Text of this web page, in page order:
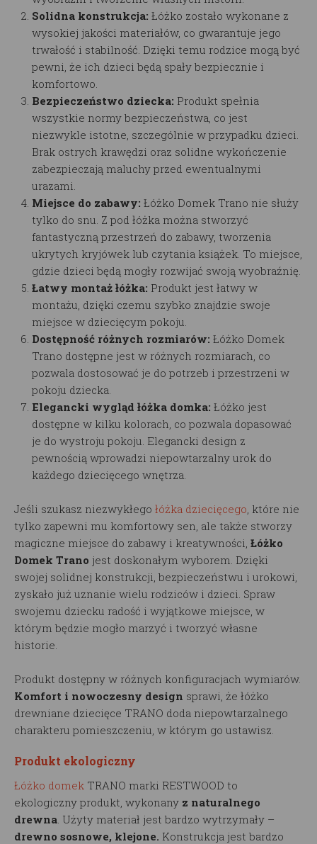
Solidna konstrukcja: Łóżko zostało wykonane z
wysokiej jakości materiałów, co gwarantuje jego
trwałość i stabilność. Dzięki temu rodzice mogą być
pewni, że ich dzieci będą spały bezpiecznie i
komfortowo.
Bezpieczeństwo dziecka: Produkt spełnia
wszystkie normy bezpieczeństwa, co jest
niezwykle istotne, szczególnie w przypadku dzieci.
Brak ostrych krawędzi oraz solidne wykończenie
zabezpieczają maluchy przed ewentualnymi
urazami.
Miejsce do zabawy: Łóżko Domek Trano nie służy
tylko do snu. Z pod łóżka można stworzyć
fantastyczną przestrzeń do zabawy, tworzenia
ukrytych kryjówek lub czytania książek. To miejsce,
gdzie dzieci będą mogły rozwijać swoją wyobraźnię.
Łatwy montaż łóżka: Produkt jest łatwy w
montażu, dzięki czemu szybko znajdzie swoje
miejsce w dziecięcym pokoju.
Dostępność różnych rozmiarów: Łóżko Domek
Trano dostępne jest w różnych rozmiarach, co
pozwala dostosować je do potrzeb i przestrzeni w
pokoju dziecka.
Elegancki wygląd łóżka domka: Łóżko jest
dostępne w kilku kolorach, co pozwala dopasować
je do wystroju pokoju. Elegancki design z
pewnością wprowadzi niepowtarzalny urok do
każdego dziecięcego wnętrza.
Jeśli szukasz niezwykłego łóżka dziecięcego, które nie
tylko zapewni mu komfortowy sen, ale także stworzy
magiczne miejsce do zabawy i kreatywności, Łóżko
Domek Trano jest doskonałym wyborem. Dzięki
swojej solidnej konstrukcji, bezpieczeństwu i urokowi,
zyskało już uznanie wielu rodziców i dzieci. Spraw
swojemu dziecku radość i wyjątkowe miejsce, w
którym będzie mogło marzyć i tworzyć własne
historie.
Produkt dostępny w różnych konfiguracjach wymiarów.
Komfort i nowoczesny design sprawi, że łóżko
drewniane dziecięce TRANO doda niepowtarzalnego
charakteru pomieszczeniu, w którym go ustawisz.
Produkt ekologiczny
Łóżko domek TRANO marki RESTWOOD to
ekologiczny produkt, wykonany z naturalnego
drewna. Użyty materiał jest bardzo wytrzymały –
drewno sosnowe, klejone. Konstrukcja jest bardzo